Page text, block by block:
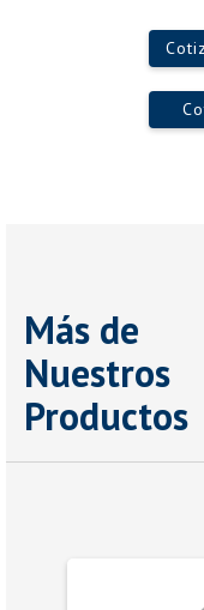
Más de
Nuestros
Productos